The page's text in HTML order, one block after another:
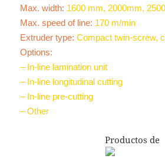
Max. width: 1600 mm, 2000mm,
Max. speed of line: 170 m/min
Extruder type: Compact twin-screw,
Options:
– In-line lamination unit
– In-line longitudinal cutting
– In-line pre-cutting
– Other
Productos de